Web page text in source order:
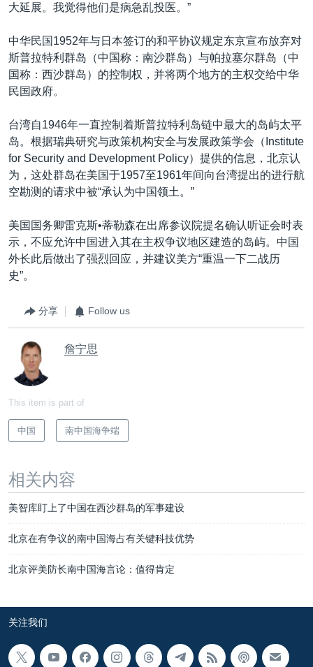
大延展。我觉得他们是病急乱投医。”
中华民国1952年与日本签订的和平协议规定东京宣布放弃对
斯普拉特利群岛（中国称：南沙群岛）与帕拉塞尔群岛（中
国称：西沙群岛）的控制权，并将两个地方的主权交给中华
民国政府。
台湾自1946年一直控制着斯普拉特利岛链中最大的岛屿太平
岛。根据瑞典研究与政策机构安全与发展政策学会（Institute
for Security and Development Policy）提供的信息，北京认
为，这处群岛在美国于1957至1961年间向台湾提出的进行航
空勘测的请求中被“承认为中国领土。”
美国国务卿雷克斯•蒂勒森在出席参议院提名确认听证会时表
示，不应允许中国进入其在主权争议地区建造的岛屿。中国
外长此后做出了强烈回应，并建议美方“重温一下二战历
史”。
分享 Follow us
詹宁思
This item is part of
中国 南中国海争端
相关内容
美智库盯上了中国在西沙群岛的军事建设
北京在有争议的南中国海占有关键科技优势
北京评美防长南中国海言论：值得肯定
关注我们